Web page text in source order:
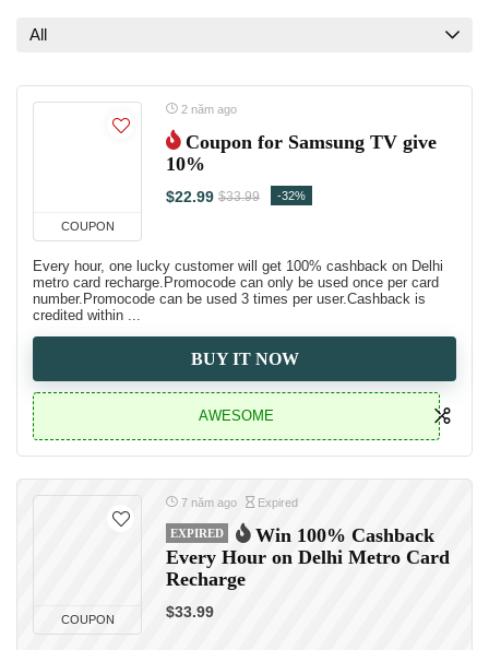
All
COUPON
2 năm ago
Coupon for Samsung TV give
10%
$22.99 $33.99 -32%
Every hour, one lucky customer will get 100% cashback on Delhi
metro card recharge.Promocode can only be used once per card
number.Promocode can be used 3 times per user.Cashback is
credited within ...
BUY IT NOW
AWESOME
COUPON
7 năm ago Expired
EXPIRED
Win 100% Cashback
Every Hour on Delhi Metro Card
Recharge
$33.99